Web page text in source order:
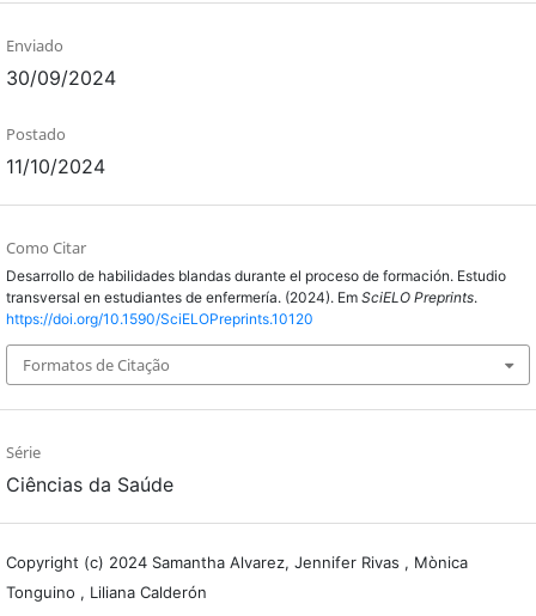
Enviado
30/09/2024
Postado
11/10/2024
Como Citar
Desarrollo de habilidades blandas durante el proceso de formación. Estudio
transversal en estudiantes de enfermería. (2024). Em SciELO Preprints.
https://doi.org/10.1590/SciELOPreprints.10120
Formatos de Citação
Série
Ciências da Saúde
Copyright (c) 2024 Samantha Alvarez, Jennifer Rivas , Mònica
Tonguino , Liliana Calderón